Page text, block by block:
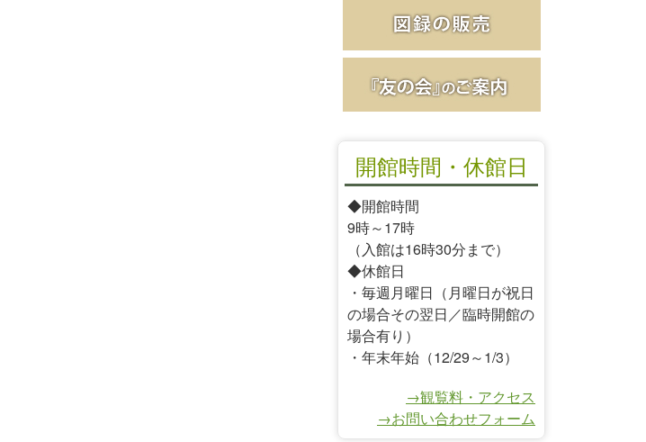
開館時間・休館日
◆開館時間
9時～17時
（入館は16時30分まで）
◆休館日
・毎週月曜日（月曜日が祝日
の場合その翌日／臨時開館の
場合有り）
・年末年始（12/29～1/3）
→観覧料・アクセス
→お問い合わせフォーム